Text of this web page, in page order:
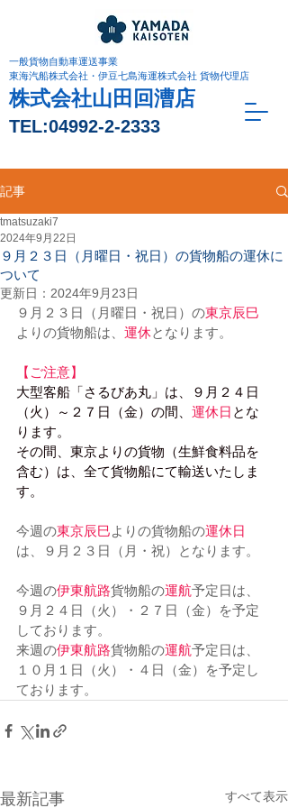
株式会社山田回漕店
TEL:04992-2-2333
一般貨物自動車運送事業
東海汽船株式会社・伊豆七島海運株式会社 貨物代理店
記事
９月２３日（月曜日・祝日）の貨物船の運休に
ついて
tmatsuzaki7
2024年9月22日
更新日： 2024年9月23日
９月２３日（月曜日・祝日）の東京辰巳
よりの貨物船は、 運休となります。
【ご注意】
大型客船「さるびあ丸」は、９月２４日
（火）～２７日（金）の間、 運休日 とな
ります。
その間、東京よりの貨物（生鮮食料品を
含む）は、全て貨物船にて輸送いたしま
す。
今週の東京辰巳よりの貨物船の運休日
は、９月２３日（月・祝）となります。
今週の伊東航路貨物船の運航予定日は、
９月２４日（火）・２７日（金）を予定
しております。
来週の伊東航路貨物船の運航予定日は、
１０月１日（火）・４日（金）を予定し
ております。
最新記事 すべて表示